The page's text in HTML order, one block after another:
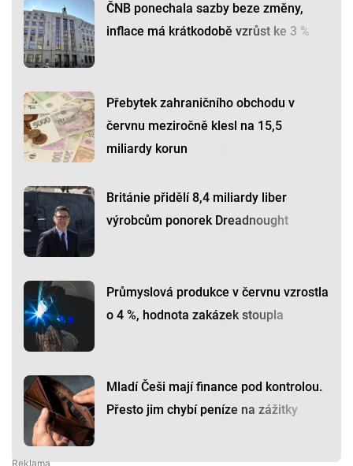
ČNB ponechala sazby beze změny,
inflace má krátkodobě vzrůst ke 3 %
Přebytek zahraničního obchodu v
červnu meziročně klesl na 15,5
miliardy korun
Británie přidělí 8,4 miliardy liber
výrobcům ponorek Dreadnought
Průmyslová produkce v červnu vzrostla
o 4 %, hodnota zakázek stoupla
Mladí Češi mají finance pod kontrolou.
Přesto jim chybí peníze na zážitky